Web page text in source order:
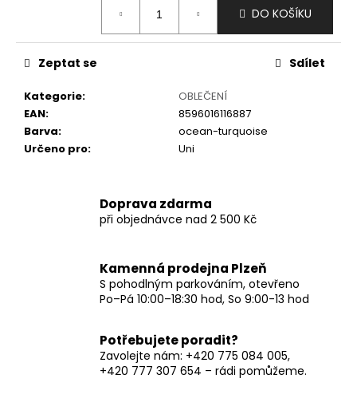
DO KOŠÍKU
Kategorie:
OBLEČENÍ
EAN:
8596016116887
Barva:
ocean-turquoise
Určeno pro: Uni
Zeptat se Sdílet
Doprava zdarma
při objednávce nad 2 500 Kč
Kamenná prodejna Plzeň
S pohodlným parkováním, otevřeno
Po–Pá 10:00–18:30 hod, So 9:00-13 hod
Potřebujete poradit?
Zavolejte nám: +420 775 084 005,
+420 777 307 654 – rádi pomůžeme.